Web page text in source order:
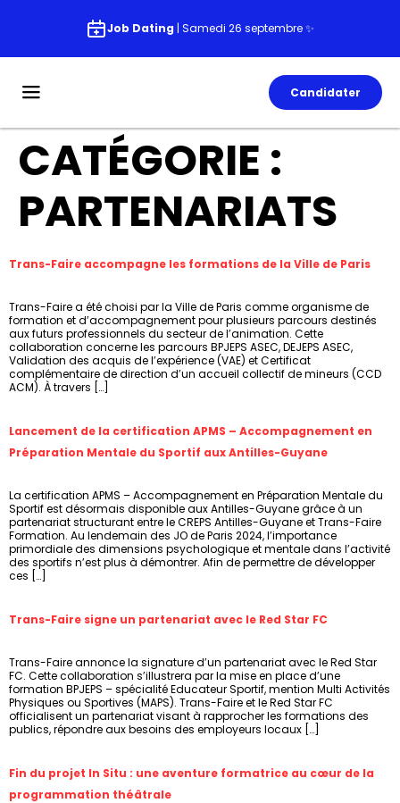
Job Dating | Samedi 26 septembre ✨
Candidater
CATÉGORIE :
PARTENARIATS
Trans-Faire accompagne les formations de la Ville de Paris
Trans-Faire a été choisi par la Ville de Paris comme organisme de
formation et d’accompagnement pour plusieurs parcours destinés
aux futurs professionnels du secteur de l’animation. Cette
collaboration concerne les parcours BPJEPS ASEC, DEJEPS ASEC,
Validation des acquis de l’expérience (VAE) et Certificat
complémentaire de direction d’un accueil collectif de mineurs (CCD
ACM). À travers […]
Lancement de la certification APMS – Accompagnement en
Préparation Mentale du Sportif aux Antilles-Guyane
La certification APMS – Accompagnement en Préparation Mentale du
Sportif est désormais disponible aux Antilles-Guyane grâce à un
partenariat structurant entre le CREPS Antilles-Guyane et Trans-Faire
Formation. Au lendemain des JO de Paris 2024, l’importance
primordiale des dimensions psychologique et mentale dans l’activité
des sportifs n’est plus à démontrer. Afin de permettre de développer
ces […]
Trans-Faire signe un partenariat avec le Red Star FC
Trans-Faire annonce la signature d’un partenariat avec le Red Star
FC. Cette collaboration s’illustrera par la mise en place d’une
formation BPJEPS – spécialité Educateur Sportif, mention Multi Activités
Physiques ou Sportives (MAPS). Trans-Faire et le Red Star FC
officialisent un partenariat visant à rapprocher les formations des
publics, répondre aux besoins des employeurs locaux […]
Fin du projet In Situ : une aventure formatrice au cœur de la
programmation théâtrale